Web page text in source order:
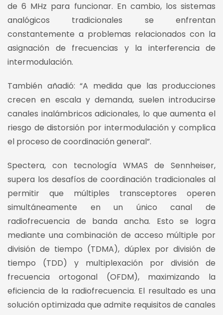
de 6 MHz para funcionar. En cambio, los sistemas
analógicos tradicionales se enfrentan
constantemente a problemas relacionados con la
asignación de frecuencias y la interferencia de
intermodulación.
También añadió: “A medida que las producciones
crecen en escala y demanda, suelen introducirse
canales inalámbricos adicionales, lo que aumenta el
riesgo de distorsión por intermodulación y complica
el proceso de coordinación general”.
Spectera, con tecnología WMAS de Sennheiser,
supera los desafíos de coordinación tradicionales al
permitir que múltiples transceptores operen
simultáneamente en un único canal de
radiofrecuencia de banda ancha. Esto se logra
mediante una combinación de acceso múltiple por
división de tiempo (TDMA), dúplex por división de
tiempo (TDD) y multiplexación por división de
frecuencia ortogonal (OFDM), maximizando la
eficiencia de la radiofrecuencia. El resultado es una
solución optimizada que admite requisitos de canales